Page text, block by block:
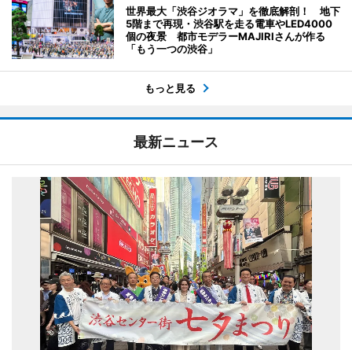
世界最大「渋谷ジオラマ」を徹底解剖！ 地下
5階まで再現・渋谷駅を走る電車やLED4000
個の夜景 都市モデラーMAJIRIさんが作る
「もう一つの渋谷」
もっと見る
最新ニュース